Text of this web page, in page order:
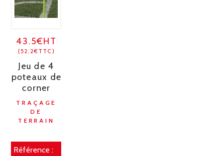
43.5€HT
(52.2€TTC)
Jeu de 4
poteaux de
corner
TRAÇAGE
DE
TERRAIN
Référence :